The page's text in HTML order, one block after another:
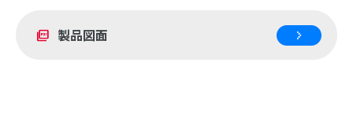
picture_as_pdf 製品図面